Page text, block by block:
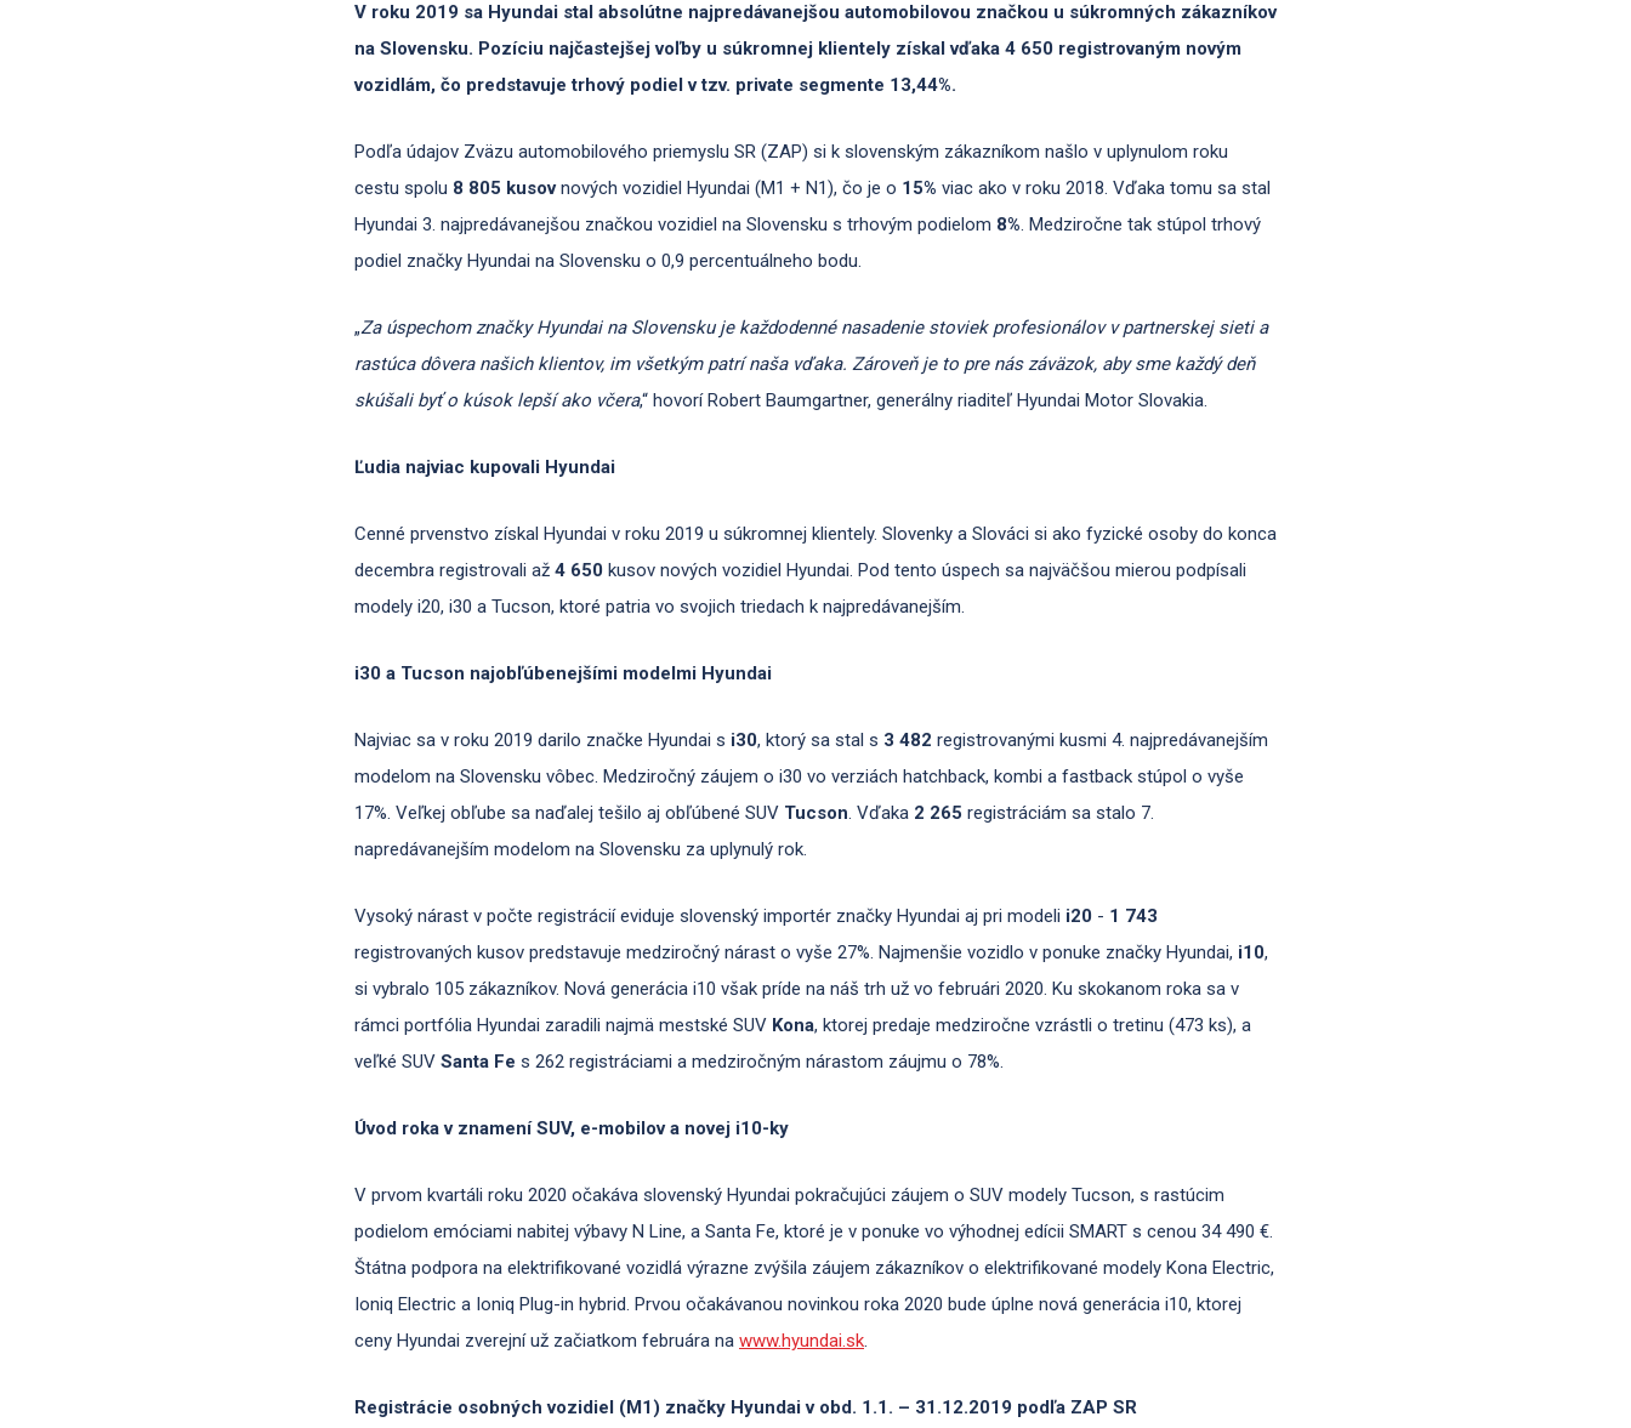
V roku 2019 sa Hyundai stal absolútne najpredávanejšou automobilovou značkou u súkromných zákazníkov
na Slovensku. Pozíciu najčastejšej voľby u súkromnej klientely získal vďaka 4 650 registrovaným novým
vozidlám, čo predstavuje trhový podiel v tzv. private segmente 13,44%.
Podľa údajov Zväzu automobilového priemyslu SR (ZAP) si k slovenským zákazníkom našlo v uplynulom roku
cestu spolu 8 805 kusovnových vozidiel Hyundai (M1 + N1), čo je o 15% viac ako v roku 2018. Vďaka tomu sa stal
Hyundai 3. najpredávanejšou značkou vozidiel na Slovensku s trhovým podielom 8%. Medziročne tak stúpol trhový
podiel značky Hyundai na Slovensku o 0,9 percentuálneho bodu.
„Za úspechom značky Hyundai na Slovensku je každodenné nasadenie stoviek profesionálov v partnerskej sieti a
rastúca dôvera našich klientov, im všetkým patrí naša vďaka. Zároveň je to pre nás záväzok, aby sme každý deň
skúšali byť o kúsok lepší ako včera,“ hovorí Robert Baumgartner, generálny riaditeľ Hyundai Motor Slovakia.
Ľudia najviac kupovali Hyundai
Cenné prvenstvo získal Hyundai v roku 2019 u súkromnej klientely. Slovenky a Slováci si ako fyzické osoby do konca
decembra registrovali až 4 650 kusov nových vozidiel Hyundai. Pod tento úspech sa najväčšou mierou podpísali
modely i20, i30 a Tucson, ktoré patria vo svojich triedach k najpredávanejším.
i30 a Tucson najobľúbenejšími modelmi Hyundai
Najviac sa v roku 2019 darilo značke Hyundai s i30, ktorý sa stal s 3 482 registrovanými kusmi 4. najpredávanejším
modelom na Slovensku vôbec. Medziročný záujem o i30 vo verziách hatchback, kombi a fastback stúpol o vyše
17%. Veľkej obľube sa naďalej tešilo aj obľúbené SUV Tucson. Vďaka 2 265 registráciám sa stalo 7.
napredávanejším modelom na Slovensku za uplynulý rok.
Vysoký nárast v počte registrácií eviduje slovenský importér značky Hyundai aj pri modeli i20 - 1 743
registrovaných kusov predstavuje medziročný nárast o vyše 27%. Najmenšie vozidlo v ponuke značky Hyundai, i10,
si vybralo 105 zákazníkov. Nová generácia i10 však príde na náš trh už vo februári 2020. Ku skokanom roka sa v
rámci portfólia Hyundai zaradili najmä mestské SUV Kona, ktorej predaje medziročne vzrástli o tretinu (473 ks), a
veľké SUV Santa Fe s 262 registráciami a medziročným nárastom záujmu o 78%.
Úvod roka v znamení SUV, e-mobilov a novej i10-ky
V prvom kvartáli roku 2020 očakáva slovenský Hyundai pokračujúci záujem o SUV modely Tucson, s rastúcim
podielom emóciami nabitej výbavy N Line, a Santa Fe, ktoré je v ponuke vo výhodnej edícii SMART s cenou 34 490 €.
Štátna podpora na elektrifikované vozidlá výrazne zvýšila záujem zákazníkov o elektrifikované modely Kona Electric,
Ioniq Electric a Ioniq Plug-in hybrid. Prvou očakávanou novinkou roka 2020 bude úplne nová generácia i10, ktorej
ceny Hyundai zverejní už začiatkom februára na www.hyundai.sk.
Registrácie osobných vozidiel (M1) značky Hyundai v obd. 1.1. – 31.12.2019 podľa ZAP SR